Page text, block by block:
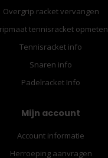
Overgrip racket vervangen
tennisracket opmeten
Tennisracket info
Snaren info
Padelracket Info
Mijn account
Account informatie
Herroeping aanvragen